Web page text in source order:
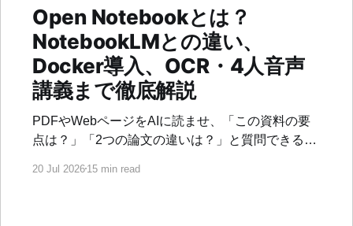
Open Notebookとは？
NotebookLMとの違い、
Docker導入、OCR・4人音声
講義まで徹底解説
PDFやWebページをAIに読ませ、「この資料の要
点は？」「2つの論文の違いは？」と質問できる
20 Jul 2026 15 min read